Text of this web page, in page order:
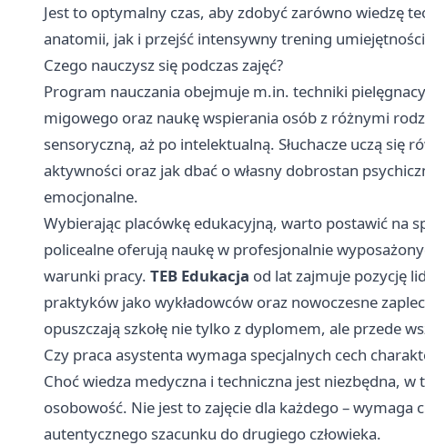
Jest to optymalny czas, aby zdobyć zarówno wiedzę
anatomii, jak i przejść intensywny trening
Czego nauczysz się podczas zajęć?
Program nauczania obejmuje m.in. techniki
migowego oraz naukę wspierania osób z różnymi
sensoryczną, aż po intelektualną. Słuchacze uczą się
aktywności oraz jak dbać o własny dobrostan
emocjonalne.
Wybierając placówkę edukacyjną, warto postawić na
policealne oferują naukę w profesjonalnie
warunki pracy. TEB Edukacja od lat zajmuje pozycję
praktyków jako wykładowców oraz nowoczesne
opuszczają szkołę nie tylko z dyplomem, ale przede
Czy praca asystenta wymaga specjalnych cech
Choć wiedza medyczna i techniczna jest niezbędna,
osobowość. Nie jest to zajęcie dla każdego –
autentycznego szacunku do drugiego człowieka.